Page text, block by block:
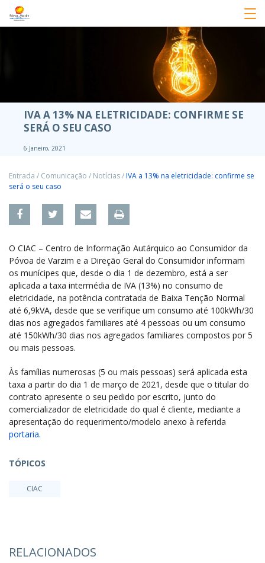
IVA A 13% NA ELETRICIDADE: CONFIRME SE
SERÁ O SEU CASO
6 Janeiro, 2021
Entrada / Comunicação / Notícias/IVA a 13% na eletricidade: confirme se
será o seu caso
O CIAC – Centro de Informação Autárquico ao Consumidor da
Póvoa de Varzim e a Direção Geral do Consumidor informam
os munícipes que, desde o dia 1 de dezembro, está a ser
aplicada a taxa intermédia de IVA (13%) no consumo de
eletricidade, na potência contratada de Baixa Tenção Normal
até 6,9kVA, desde que se verifique um consumo até 100kWh/30
dias nos agregados familiares até 4 pessoas ou um consumo
até 150kWh/30 dias nos agregados familiares compostos por 5
ou mais pessoas.
Às famílias numerosas (5 ou mais pessoas) será aplicada esta
taxa a partir do dia 1 de março de 2021, desde que o titular do
contrato apresente o seu pedido por escrito, junto do
comercializador de eletricidade do qual é cliente, mediante a
apresentação do requerimento/modelo anexo à referida
portaria.
TÓPICOS
CIAC
RELACIONADOS